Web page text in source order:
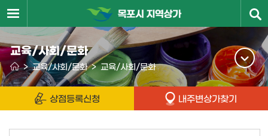
교육/사회/문화
> 교육/사회/문화 > 교육/사회/문화
상점등록신청 내주변상가찾기